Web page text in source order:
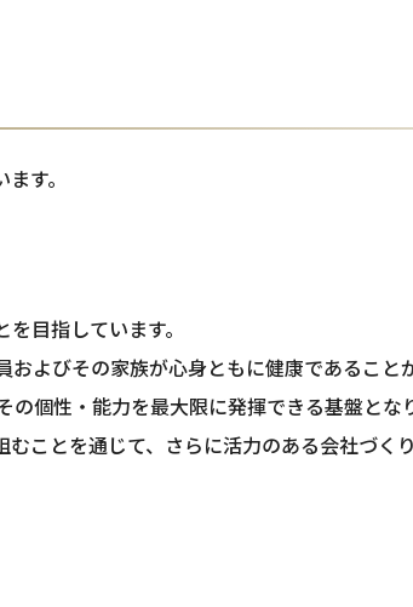
す。
目指しています。
よびその家族が心身ともに健康であること
個性・能力を最大限に発揮できる基盤と
ことを通じて、さらに活力のある会社づ